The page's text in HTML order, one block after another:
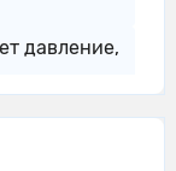
давление,
мяч.